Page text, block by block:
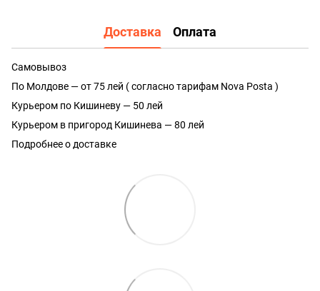
Доставка Оплата
Самовывоз
По Молдове — от 75 лей ( согласно тарифам Nova Posta )
Курьером по Кишиневу — 50 лей
Курьером в пригород Кишинева — 80 лей
Подробнее о доставке